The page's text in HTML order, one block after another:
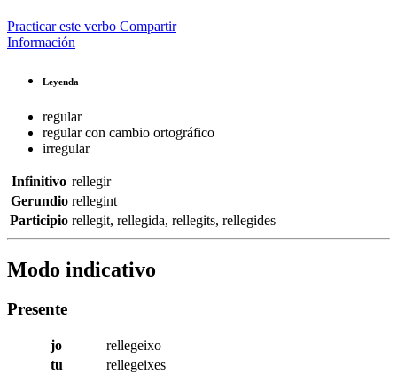
Practicar este verbo Compartir
Información
Leyenda
regular
regular con cambio ortográfico
irregular
Infinitivo rellegir
Gerundio rellegint
Participio rellegit, rellegida, rellegits, rellegides
Modo indicativo
Presente
jo
rellegeixo
tu
rellegeixes